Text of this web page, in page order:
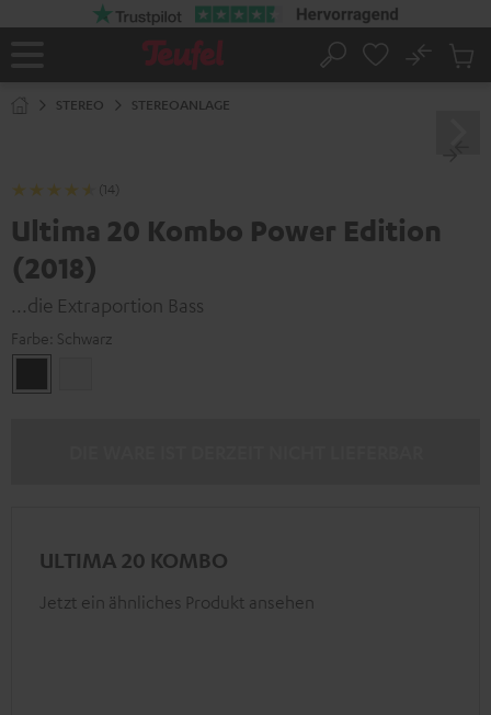
Startseite
Suche
No
STEREO STEREOANLAGE
(14)
Ultima 20 Kombo Power Edition
(2018)
...die Extraportion Bass
Farbe: Schwarz
ULTIMA 20 KOMBO
Jetzt ein ähnliches Produkt ansehen